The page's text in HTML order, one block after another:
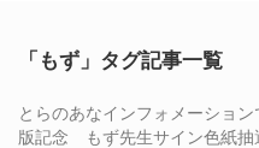
「もず」タグ記事一覧
とらのあなインフォメーショ
版記念 もず先生サイン色紙抽